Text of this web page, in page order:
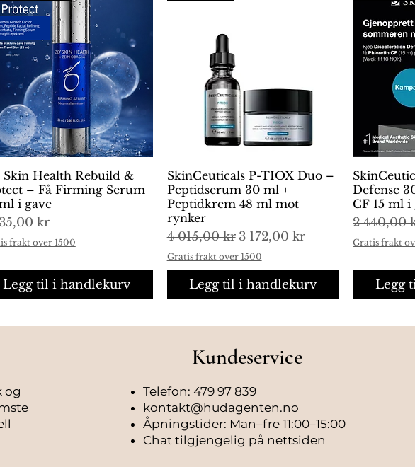
Hurtigvisning
Skin Health Rebuild &
– Få Firming Serum
i gave
kr
frakt over 1500
Legg til i handlekurv
Hurtigvisning
SkinCeuticals P-TIOX Duo –
Peptidserum 30 ml +
Peptidkrem 48 ml mot
rynker
Vanlig pris
4 015,00 kr Salgspris
3 172,00 kr
Gratis frakt over 1500
Legg til i handlekurv
Defense
CF 15 ml i
Vanlig
2 440,00
Gratis frakt
Legg
og
Kundeservice
Telefon: 479 97 839
kontakt@hudagenten.no
Åpningstider: Man–fre 11:00–15:00
Chat tilgjengelig på nettsiden